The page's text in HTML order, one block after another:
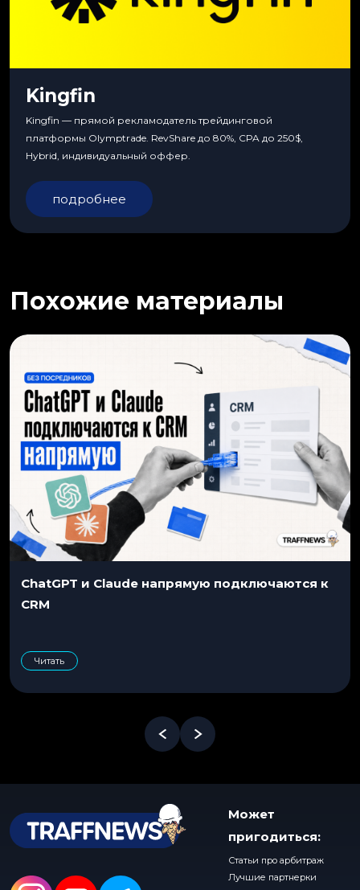
Kingfin
Kingfin — прямой рекламодатель трейдинговой
платформы Olymptrade. RevShare до 80%, CPA до 250$,
Hybrid, индивидуальный оффер.
подробнее
Похожие материалы
ChatGPT и Claude напрямую подключаются к
CRM
Читать
Может
пригодиться:
Статьи про арбитраж
Лучшие партнерки